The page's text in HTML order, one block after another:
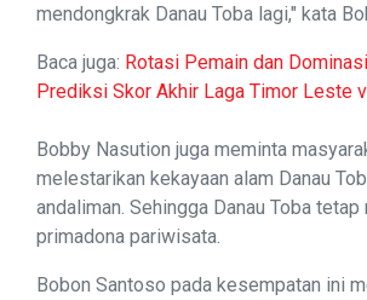
mendongkrak Danau Toba lagi," kata
Baca juga: Rotasi Pemain dan
Prediksi Skor Akhir Laga Timor Leste
Bobby Nasution juga meminta
melestarikan kekayaan alam Danau
andaliman. Sehingga Danau Toba tetap
primadona pariwisata.
Bobon Santoso pada kesempatan ini